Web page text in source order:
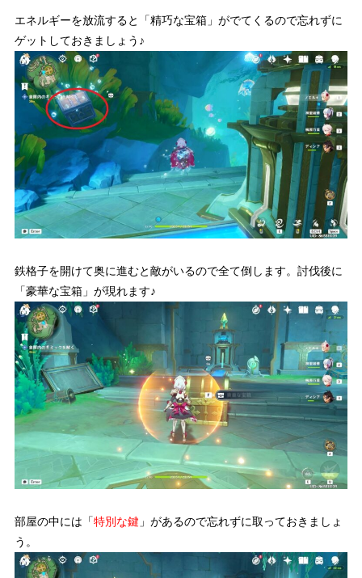
エネルギーを放流すると「精巧な宝箱」がでてくるので忘れずに
ゲットしておきましょう♪
鉄格子を開けて奥に進むと敵がいるので全て倒します。討伐後に
「豪華な宝箱」が現れます♪
部屋の中には「特別な鍵 」があるので忘れずに取っておきましょ
う。